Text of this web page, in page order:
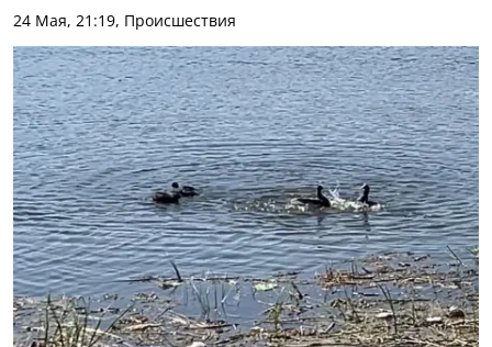
24 Мая, 21:19, Происшествия